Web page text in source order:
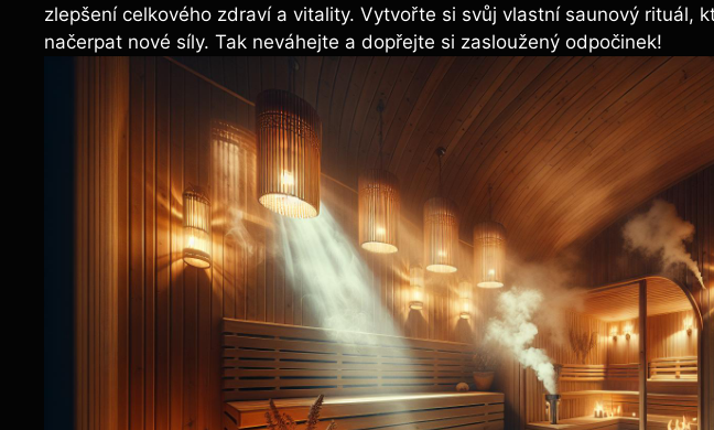
zlepšení celkového zdraví a vitality. Vytvořte si svůj vlastní saunový rituál,
načerpat nové síly. Tak neváhejte a dopřejte si zasloužený odpočinek!